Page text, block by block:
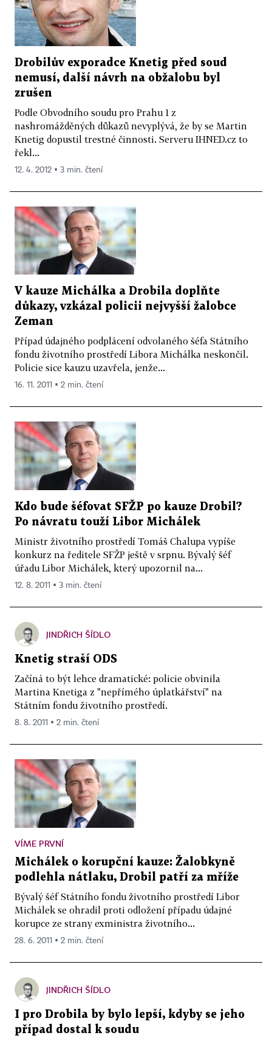
Drobilův exporadce Knetig před soud
nemusí, další návrh na obžalobu byl
zrušen
Podle Obvodního soudu pro Prahu 1 z
nashromážděných důkazů nevyplývá, že by se Martin
Knetig dopustil trestné činnosti. Serveru IHNED.cz to
řekl...
12. 4. 2012 ▪ 3 min. čtení
V kauze Michálka a Drobila doplňte
důkazy, vzkázal policii nejvyšší žalobce
Zeman
Případ údajného podplácení odvolaného šéfa Státního
fondu životního prostředí Libora Michálka neskončil.
Policie sice kauzu uzavřela, jenže...
16. 11. 2011 ▪ 2 min. čtení
Kdo bude šéfovat SFŽP po kauze Drobil?
Po návratu touží Libor Michálek
Ministr životního prostředí Tomáš Chalupa vypíše
konkurz na ředitele SFŽP ještě v srpnu. Bývalý šéf
úřadu Libor Michálek, který upozornil na...
12. 8. 2011 ▪ 3 min. čtení
JINDŘICH ŠÍDLO
Knetig straší ODS
Začíná to být lehce dramatické: policie obvinila
Martina Knetiga z "nepřímého úplatkářství" na
Státním fondu životního prostředí.
8. 8. 2011 ▪ 2 min. čtení
VÍME PRVNÍ
Michálek o korupční kauze: Žalobkyně
podlehla nátlaku, Drobil patří za mříže
Bývalý šéf Státního fondu životního prostředí Libor
Michálek se ohradil proti odložení případu údajné
korupce ze strany exministra životního...
28. 6. 2011 ▪ 2 min. čtení
JINDŘICH ŠÍDLO
I pro Drobila by bylo lepší, kdyby se jeho
případ dostal k soudu